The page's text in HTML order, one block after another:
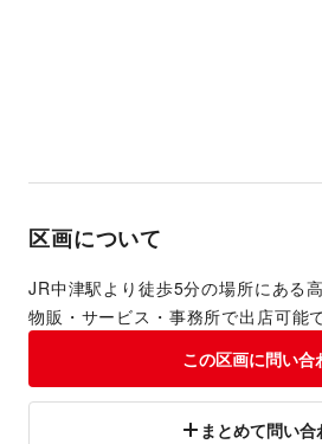
区画について
JR中津駅より徒歩5分の場所にある
物販・サービス・事務所で出店可能で
この区画に問い合
まとめて問い合